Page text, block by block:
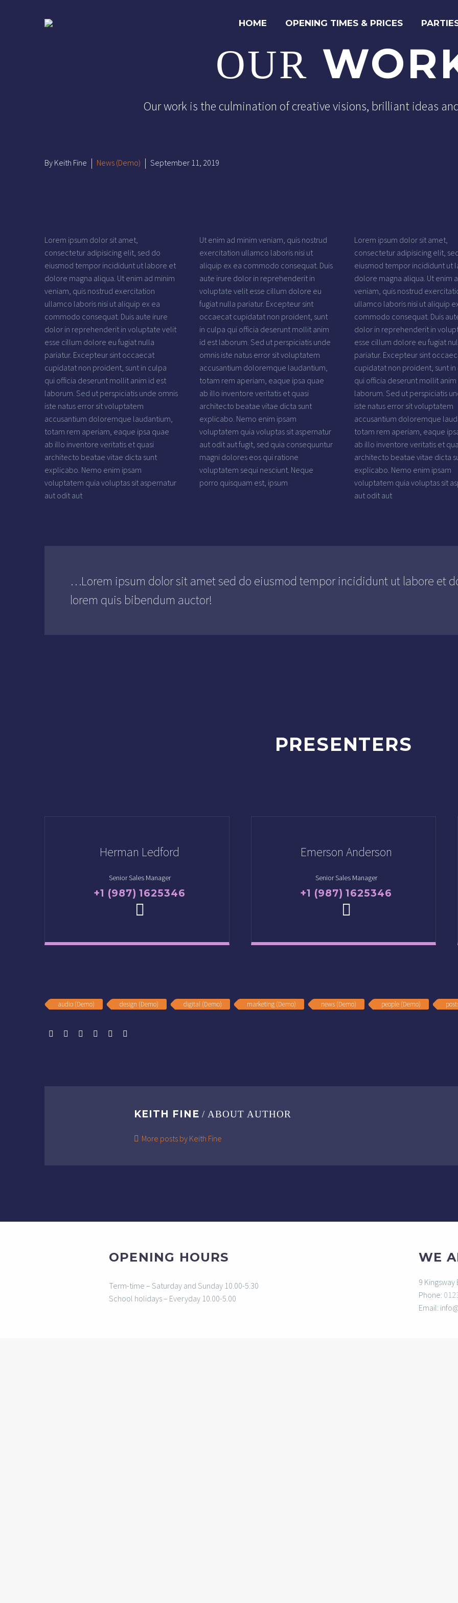
HOME OPENING TIMES & PRICES
OUR
Our work is the culmination of creative visions, brilliant ideas
By Keith Fine News (Demo) September 11, 2019
Lorem ipsum dolor sit amet,
consectetur adipisicing elit, sed do
eiusmod tempor incididunt ut labore et
dolore magna aliqua. Ut enim ad minim
veniam, quis nostrud exercitation
ullamco laboris nisi ut aliquip ex ea
commodo consequat. Duis aute irure
dolor in reprehenderit in voluptate velit
esse cillum dolore eu fugiat nulla
pariatur. Excepteur sint occaecat
cupidatat non proident, sunt in culpa
qui officia deserunt mollit anim id est
laborum. Sed ut perspiciatis unde omnis
iste natus error sit voluptatem
accusantium doloremque laudantium,
totam rem aperiam, eaque ipsa quae
ab illo inventore veritatis et quasi
architecto beatae vitae dicta sunt
explicabo. Nemo enim ipsam
voluptatem quia voluptas sit aspernatur
aut odit aut
Ut enim ad minim veniam, quis nostrud
exercitation ullamco laboris nisi ut
aliquip ex ea commodo consequat. Duis
aute irure dolor in reprehenderit in
voluptate velit esse cillum dolore eu
fugiat nulla pariatur. Excepteur sint
occaecat cupidatat non proident, sunt
in culpa qui officia deserunt mollit anim
id est laborum. Sed ut perspiciatis unde
omnis iste natus error sit voluptatem
accusantium doloremque laudantium,
totam rem aperiam, eaque ipsa quae
ab illo inventore veritatis et quasi
architecto beatae vitae dicta sunt
explicabo. Nemo enim ipsam
voluptatem quia voluptas sit aspernatur
aut odit aut fugit, sed quia consequuntur
magni dolores eos qui ratione
voluptatem sequi nesciunt. Neque
porro quisquam est, ipsum
Lorem ipsum dolor sit amet,
consectetur adipisicing elit,
eiusmod tempor incididunt ut
dolore magna aliqua. Ut enim
veniam, quis nostrud
ullamco laboris nisi ut aliquip
commodo consequat. Duis
dolor in reprehenderit in
esse cillum dolore eu fugiat
pariatur. Excepteur sint
cupidatat non proident, sunt in
qui officia deserunt mollit anim
laborum. Sed ut perspiciatis
iste natus error sit voluptatem
accusantium doloremque
totam rem aperiam, eaque
ab illo inventore veritatis et
architecto beatae vitae dicta
explicabo. Nemo enim ipsam
voluptatem quia voluptas sit
aut odit aut
…Lorem ipsum dolor sit amet sed do eiusmod tempor incididunt ut labore et
lorem quis bibendum auctor!
PRESENTERS
Herman Ledford
Senior Sales Manager
+1 (987) 1625346
Emerson Anderson
Senior Sales Manager
+1 (987) 1625346
audio (Demo) design (Demo) digital (Demo) marketing (Demo) news (Demo) people (Demo)
KEITH FINE/ ABOUT AUTHOR
More posts by Keith Fine
OPENING HOURS
Term-time – Saturday and Sunday 10.00-5.30
School holidays – Everyday 10.00-5.00
WE
9 Kingsway
Phone:
Email: